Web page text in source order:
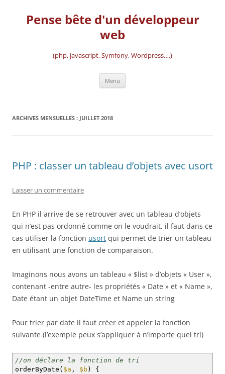
contenuPense bête d'un développeur
web
(php, javascript, Symfony, Wordpress….)
Menu
ARCHIVES MENSUELLES : JUILLET 2018
PHP : classer un tableau d’objets avec usort
Laisser un commentaire
En PHP il arrive de se retrouver avec un tableau d’objets
qui n’est pas ordonné comme on le voudrait, il faut dans ce
cas utiliser la fonction usort qui permet de trier un tableau
en utilisant une fonction de comparaison.
Imaginons nous avons un tableau « $list » d’objets « User »,
contenant -entre autre- les propriétés « Date » et « Name »,
Date étant un objet DateTime et Name un string
Pour trier par date il faut créer et appeler la fonction
suivante (l’exemple peux s’appliquer à n’importe quel tri)
//on déclare la fonction de tri
orderByDate ( $a , $b )
{